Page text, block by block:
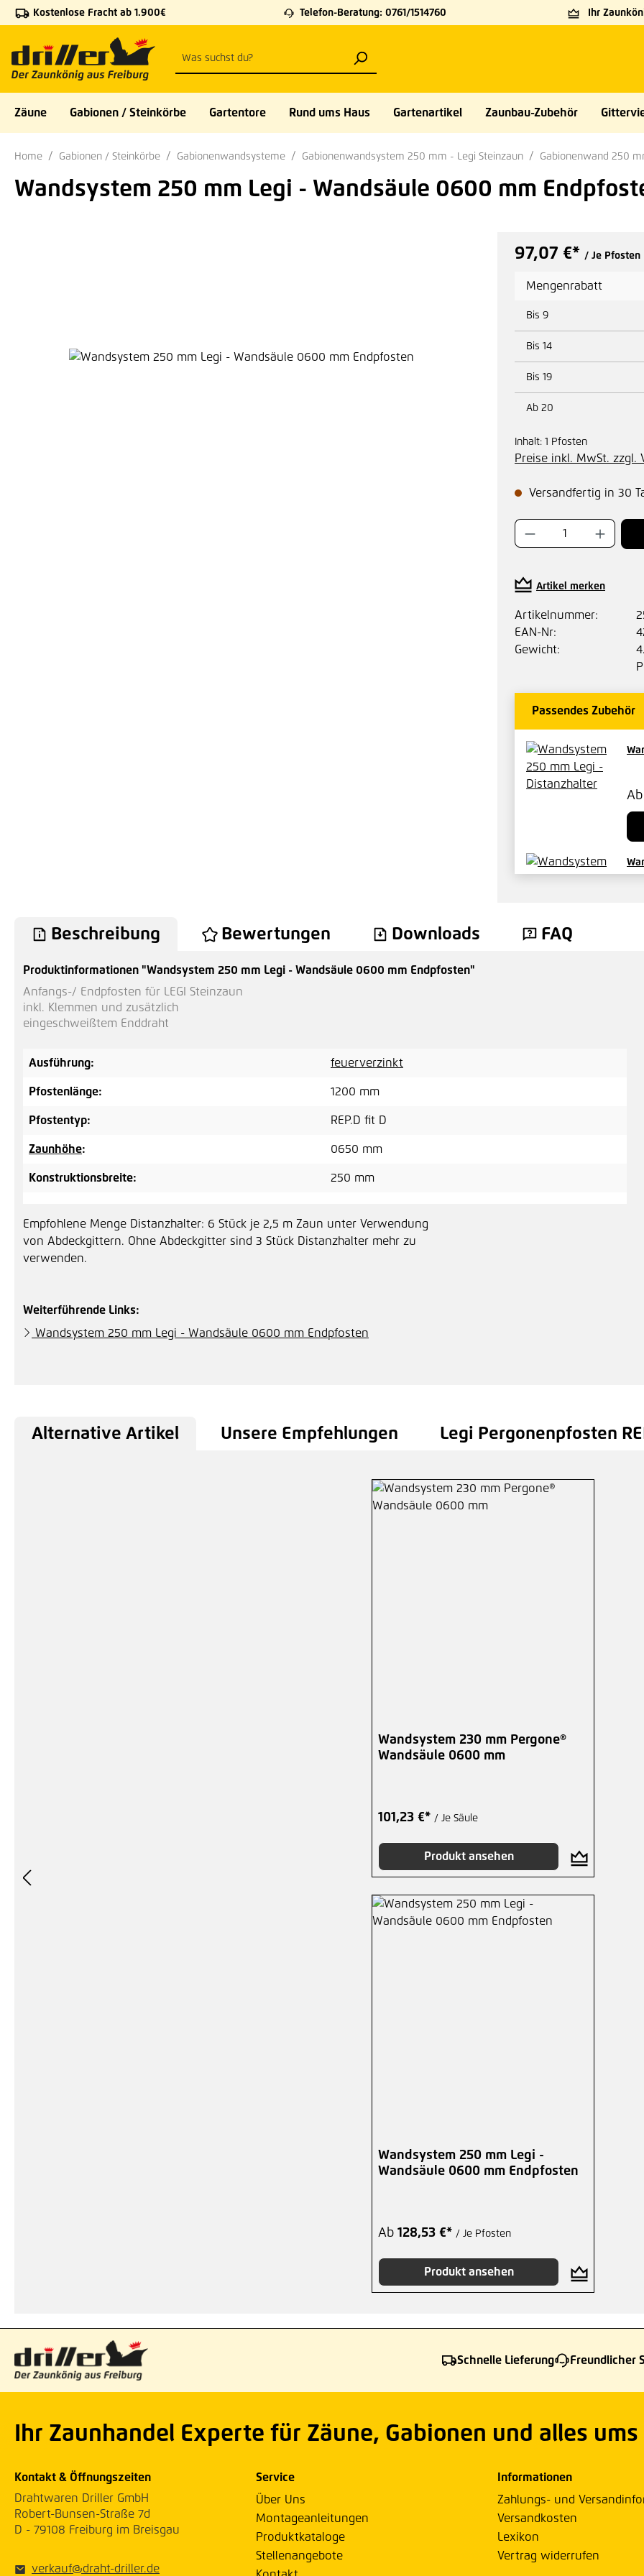
Hauptinhalt springen
Zur Suche springen
Zur Hauptnavigation springen
Kostenlose Fracht ab 1.900€ Telefon-Beratung: 0761/1514760 Ihr
Zäune Gabionen / Steinkörbe Gartentore Rund ums Haus Gartenartikel Zaunbau-Zubehör
Home Gabionen / Steinkörbe Gabionenwandsysteme Gabionenwandsystem 250 mm - Legi Steinzaun Gabionenwand 250
Wandsystem 250 mm Legi - Wandsäule 0600 mm
Bildergalerie überspringen
97,07 €* / Je Pfosten
Mengenrabatt
Bis 9
Bis 14
Bis 19
Ab 20
Inhalt: 1 Pfosten
Preise inkl. MwSt. zzgl.
Versandfertig in 30
Produkt
Artikel merken
Artikelnummer:
EAN-Nr:
Gewicht:
Passendes Zubehör
Ab
Beschreibung Bewertungen Downloads FAQ
Produktinformationen "Wandsystem 250 mm Legi - Wandsäule 0600 mm Endpfosten"
Anfangs-/ Endpfosten für LEGI Steinzaun
inkl. Klemmen und zusätzlich
eingeschweißtem Enddraht
Ausführung: feuerverzinkt
Pfostenlänge: 1200 mm
Pfostentyp: REP.D fit D
Zaunhöhe: 0650 mm
Konstruktionsbreite: 250 mm
Empfohlene Menge Distanzhalter: 6 Stück je 2,5 m Zaun unter Verwendung
von Abdeckgittern. Ohne Abdeckgitter sind 3 Stück Distanzhalter mehr zu
verwenden.
Weiterführende Links:
Wandsystem 250 mm Legi - Wandsäule 0600 mm Endpfosten
Alternative Artikel Unsere Empfehlungen Legi Pergonenpfosten
Wandsystem 230 mm Pergone®
Wandsäule 0600 mm
101,23 €* / Je Säule
Produkt ansehen
Wandsystem 250 mm Legi -
Wandsäule 0600 mm Endpfosten
Ab 128,53 €* / Je Pfosten
Produkt ansehen
Schnelle Lieferung Freundlicher
Ihr Zaunhandel Experte für Zäune, Gabionen und alles ums
Kontakt & Öffnungszeiten
Drahtwaren Driller GmbH
Robert-Bunsen-Straße 7d
D - 79108 Freiburg im Breisgau
verkauf@draht-driller.de
Service
Über Uns
Montageanleitungen
Produktkataloge
Stellenangebote
Informationen
Zahlungs- und
Versandkosten
Lexikon
Vertrag widerrufen